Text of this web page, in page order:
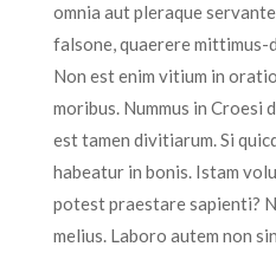
omnia aut pleraque
falsone, quaerere mittimus-
Non est enim vitium in
moribus. Nummus in Croesi
est tamen divitiarum. Si
habeatur in bonis. Istam
potest praestare sapienti?
melius. Laboro autem non